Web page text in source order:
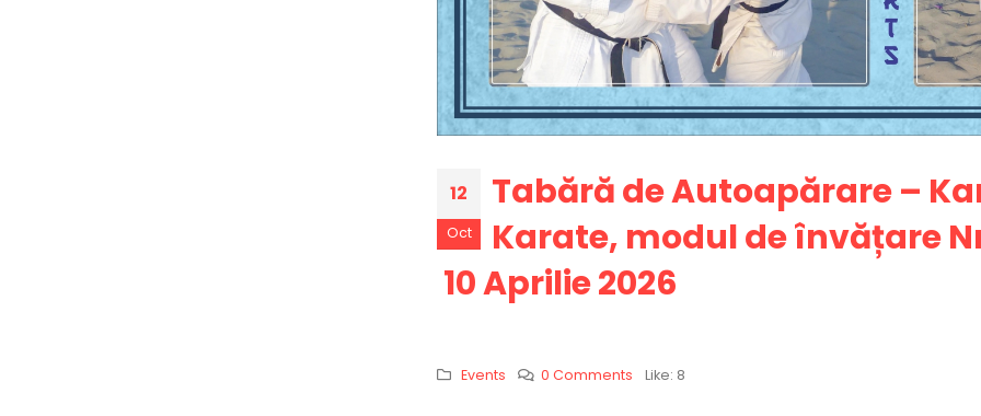
12
Oct
Tabără de Autoapărare –
Karate, modul de învățare
10 Aprilie 2026
Events 0 Comments Like: 8